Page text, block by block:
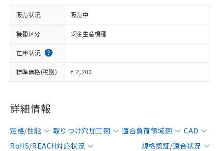
販売状況 販売中
機種区分 受注生産機種
在庫状況
標準価格(税別) ¥ 2,200
詳細情報
定格/性能 取りつけ穴加工図 適合負荷領域図
CAD
RoHS/REACH対応状況
規格認証/適合状況